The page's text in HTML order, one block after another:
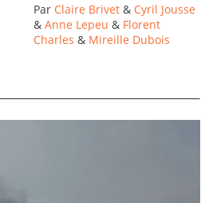
Par Claire Brivet & Cyril Jousse
&Anne Lepeu& Florent
Charles & Mireille Dubois